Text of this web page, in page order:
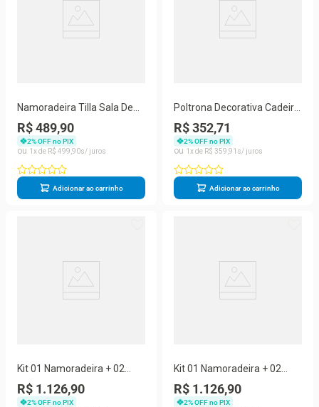
Namoradeira Tilla Sala De
Estar Tecido Suede Balaqui
Decor bege
R$ 489,90
2% OFF no PIX
1
R$ 499 90
Adicionar ao carrinho
Poltrona Decorativa Cadeira
Escritório Bege
R$ 352,71
2% OFF no PIX
1
R$ 359 91
Adicionar ao carrinho
Kit 01 Namoradeira + 02
Poltronas Pé Palito + Puff
Preto
R$ 1.126,90
2% OFF no PIX
Kit 01 Namoradeira + 02
Poltronas Pé Palito + Puff
Capuccino
R$ 1.126,90
2% OFF no PIX